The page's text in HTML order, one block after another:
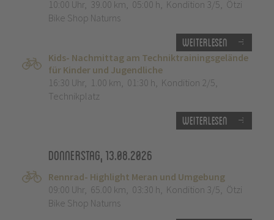
10:00 Uhr, 39.00 km, 05:00 h, Kondition 3/5, Ötzi
Bike Shop Naturns
Weiterlesen
Kids- Nachmittag am Techniktrainingsgelände
für Kinder und Jugendliche
16:30 Uhr, 1.00 km, 01:30 h, Kondition 2/5,
Technikplatz
Weiterlesen
Donnerstag, 13.08.2026
Rennrad- Highlight Meran und Umgebung
09:00 Uhr, 65.00 km, 03:30 h, Kondition 3/5, Ötzi
Bike Shop Naturns